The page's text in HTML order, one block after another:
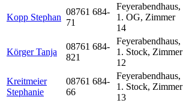
Kopp Stephan
08761 684-
71
Feyerabendhaus,
1. OG, Zimmer
14
Körger Tanja
08761 684-
821
Feyerabendhaus,
1. Stock, Zimmer
12
Kreitmeier
Stephanie
08761 684-
66
Feyerabendhaus,
1. Stock, Zimmer
13